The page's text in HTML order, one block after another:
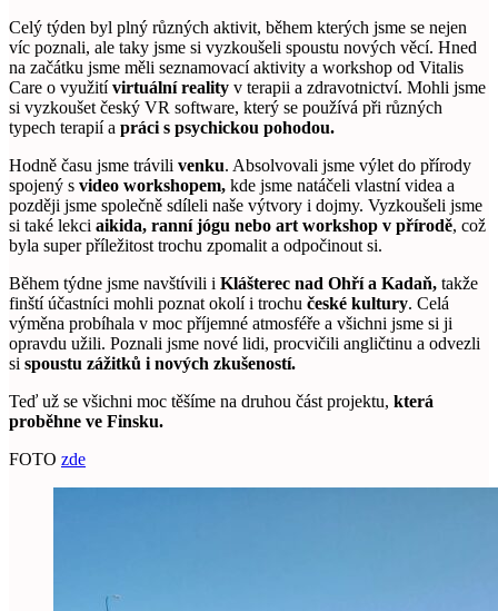
Celý týden byl plný různých aktivit, během kterých jsme se nejen
víc poznali, ale taky jsme si vyzkoušeli spoustu nových věcí. Hned
na začátku jsme měli seznamovací aktivity a workshop od Vitalis
Care o využitívirtuální reality v terapii a zdravotnictví. Mohli jsme
si vyzkoušet český VR software, který se používá při různých
typech terapií a práci s psychickou pohodou.
Hodně času jsme trávili venku. Absolvovali jsme výlet do přírody
spojený s video workshopem, kde jsme natáčeli vlastní videa a
později jsme společně sdíleli naše výtvory i dojmy. Vyzkoušeli jsme
si také lekci aikida, ranní jógu nebo art workshop v přírodě, což
byla super příležitost trochu zpomalit a odpočinout si.
Během týdne jsme navštívili i Klášterec nad Ohří a Kadaň, takže
finští účastníci mohli poznat okolí i trochu české kultury. Celá
výměna probíhala v moc příjemné atmosféře a všichni jsme si ji
opravdu užili. Poznali jsme nové lidi, procvičili angličtinu a odvezli
si spoustu zážitků i nových zkušeností.
Teď už se všichni moc těšíme na druhou část projektu, která
proběhne ve Finsku.
FOTO zde